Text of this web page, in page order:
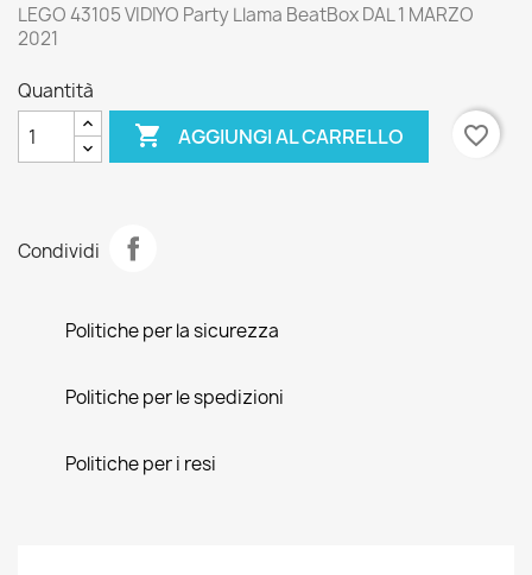
LEGO 43105 VIDIYO Party Llama BeatBox DAL 1 MARZO
2021
Quantità
 AGGIUNGI AL CARRELLO favorite_border
Condividi
Politiche per la sicurezza
Politiche per le spedizioni
Politiche per i resi